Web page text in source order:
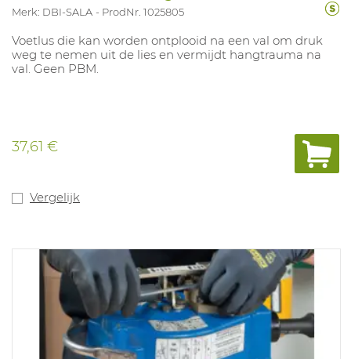
Merk: DBI-SALA ProdNr. 1025805
Voetlus die kan worden ontplooid na een val om druk
weg te nemen uit de lies en vermijdt hangtrauma na
val. Geen PBM.
37,61 €
Vergelijk